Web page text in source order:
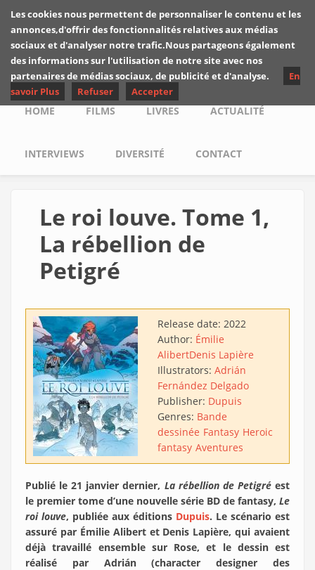
Skip to main content
Les critiques de
Yuyine
Main menu
HOME FILMS LIVRES ACTUALITÉ
INTERVIEWS DIVERSITÉ CONTACT
Le roi louve. Tome 1,
La rébellion de
Petigré
Release date: 2022
Author: Émilie
AlibertDenis Lapière
Illustrators: Adrián
Fernández Delgado
Publisher: Dupuis
Genres: Bande
dessinée Fantasy Heroic
fantasy Aventures
Publié le 21 janvier dernier, La rébellion de Petigréest
le premier tome d’une nouvelle série BD de fantasy, Le
roi louve, publiée aux éditions Dupuis. Le scénario est
assuré par Émilie Alibert et Denis Lapière, qui avaient
déjà travaillé ensemble sur Rose, et le dessin est
réalisé par Adrián (character designer des
Les cookies nous permettent de personnaliser le contenu et les
annonces,d'offrir des fonctionnalités relatives aux médias
sociaux et d'analyser notre trafic.Nous partageons également
des informations sur l'utilisation de notre site avec nos
partenaires de médias sociaux, de publicité et d'analyse.
En
savoir Plus
Refuser Accepter